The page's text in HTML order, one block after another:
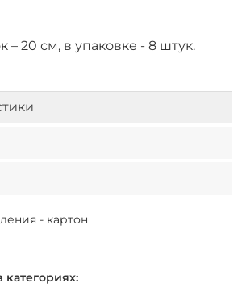
– 20 см, в упаковке - 8 штук.
- картон
категориях: